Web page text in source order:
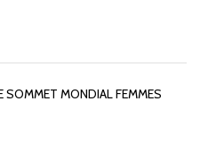
SOMMET MONDIAL FEMMES